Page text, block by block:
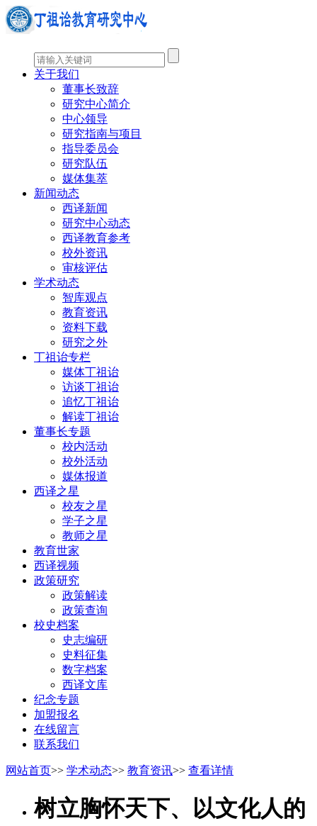
关于我们
董事长致辞
研究中心简介
中心领导
研究指南与项目
指导委员会
研究队伍
媒体集萃
新闻动态
西译新闻
研究中心动态
西译教育参考
校外资讯
审核评估
学术动态
智库观点
教育资讯
资料下载
研究之外
丁祖诒专栏
媒体丁祖诒
访谈丁祖诒
追忆丁祖诒
解读丁祖诒
董事长专题
校内活动
校外活动
媒体报道
西译之星
校友之星
学子之星
教师之星
教育世家
西译视频
政策研究
政策解读
政策查询
校史档案
史志编研
史料征集
数字档案
西译文库
纪念专题
加盟报名
在线留言
联系我们
网站首页>> 学术动态>> 教育资讯>> 查看详情
树立胸怀天下、以文化人的